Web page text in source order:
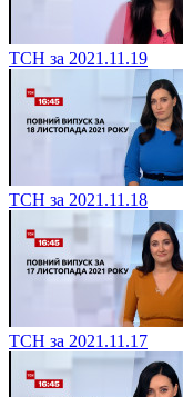
ТСН за 2021.11.19
ТСН за 2021.11.18
ТСН за 2021.11.17